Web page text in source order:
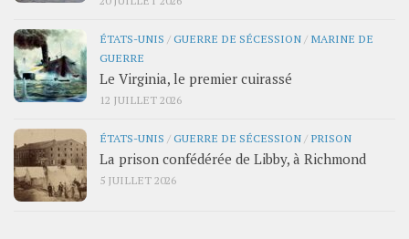
ÉTATS-UNIS /GUERRE DE SÉCESSION / MARINE DE
GUERRE
Le Virginia, le premier cuirassé
12 JUILLET 2026
ÉTATS-UNIS /GUERRE DE SÉCESSION / PRISON
La prison confédérée de Libby, à Richmond
5 JUILLET 2026